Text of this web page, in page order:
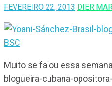
FEVEREIRO 22, 2013 DIER
Muito se falou essa
blogueira-cubana-